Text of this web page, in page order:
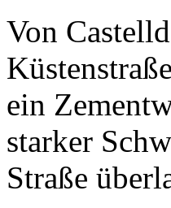
Von
ein
starker
Straße